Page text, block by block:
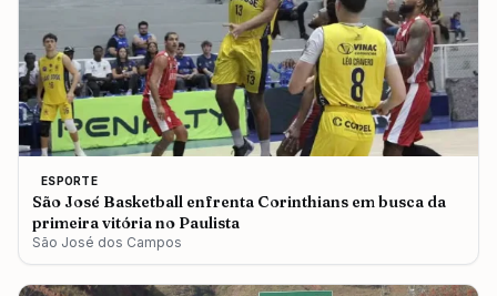
ESPORTE
São José Basketball enfrenta Corinthians em busca da
primeira vitória no Paulista
São José dos Campos